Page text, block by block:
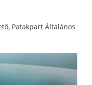
Patakpart Általános